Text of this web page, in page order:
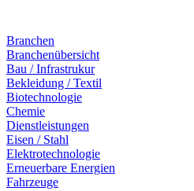
Branchen
Branchenübersicht
Bau / Infrastrukur
Bekleidung / Textil
Biotechnologie
Chemie
Dienstleistungen
Eisen / Stahl
Elektrotechnologie
Erneuerbare Energien
Fahrzeuge